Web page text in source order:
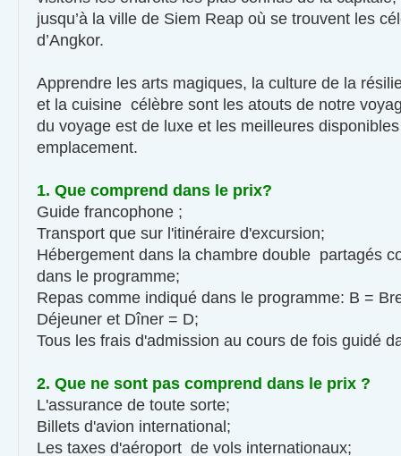
jusqu’à la ville de Siem Reap où se trouvent les
d’Angkor.
Apprendre les arts magiques, la culture de la
et la cuisine célèbre sont les atouts de notre
du voyage est de luxe et les meilleures
emplacement.
1. Que comprend dans le prix?
Guide francophone ;
Transport que sur l'itinéraire d'excursion;
Hébergement dans la chambre double partagés
dans le programme;
Repas comme indiqué dans le programme: B =
Déjeuner et Dîner = D;
Tous les frais d'admission au cours de fois guidé
2. Que ne sont pas comprend dans le prix ?
L'assurance de toute sorte;
Billets d'avion international;
Les taxes d'aéroport de vols internationaux;